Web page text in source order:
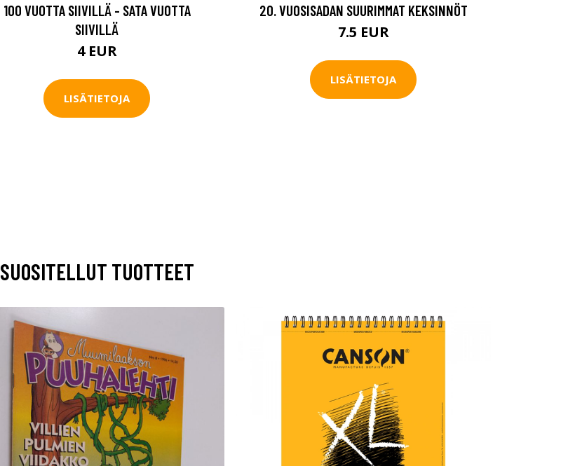
100 VUOTTA SIIVILLÄ - SATA VUOTTA
SIIVILLÄ
4 EUR
LISÄTIETOJA
20. VUOSISADAN SUURIMMAT KEKSINNÖT
7.5 EUR
LISÄTIETOJA
SUOSITELLUT TUOTTEET